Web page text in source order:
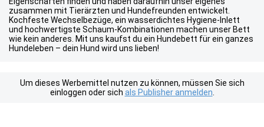
zusammen mit Tierärzten und Hundefreunden entwickelt.
Kochfeste Wechselbezüge, ein wasserdichtes Hygiene-Inlett
und hochwertigste Schaum-Kombinationen machen unser Bett
wie kein anderes. Mit uns kaufst du ein Hundebett für ein ganzes
Hundeleben – dein Hund wird uns lieben!
Um dieses Werbemittel nutzen zu können, müssen Sie sich
einloggen oder sich als Publisher anmelden